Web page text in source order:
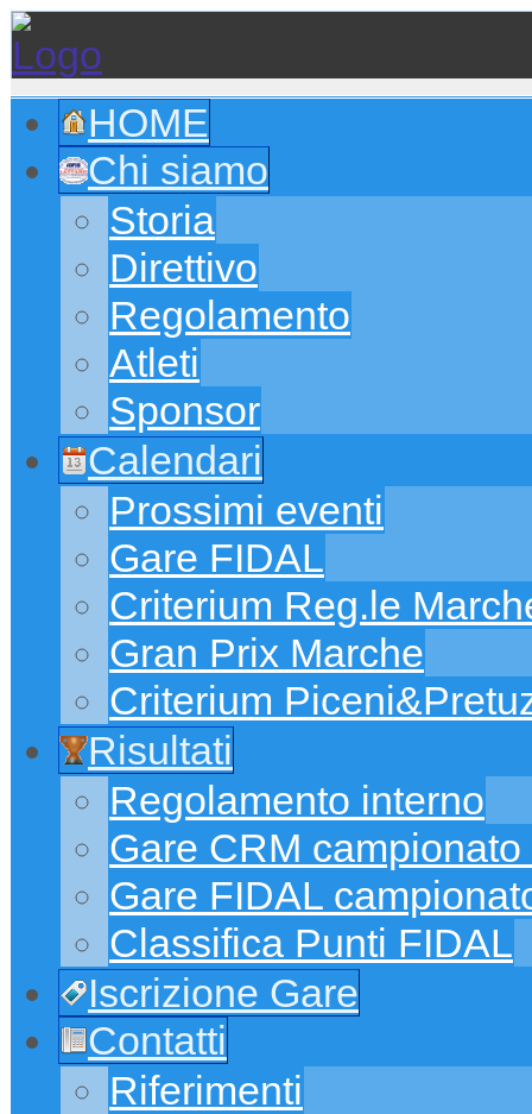
HOME
Chi siamo
Storia
Direttivo
Regolamento
Atleti
Sponsor
Calendari
Prossimi eventi
Gare FIDAL
Criterium Reg.le
Gran Prix Marche
Criterium
Risultati
Regolamento interno
Gare CRM
Gare FIDAL
Classifica Punti FIDAL
Iscrizione Gare
Contatti
Riferimenti